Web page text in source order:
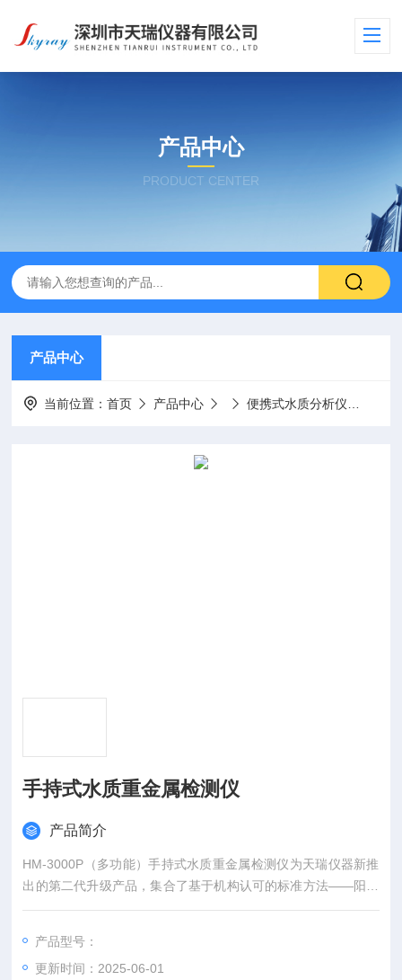
产品中心
PRODUCT CENTER
产品中心
当前位置：首页 产品中心 便携式水质分析仪
手持式水质重金属检测仪
产品简介
HM-3000P（多功能）手持式水质重金属检测仪为天瑞仪器新推
出的第二代升级产品，集合了基于机构认可的标准方法——阳极
溶出法和国家标准方法——光度比色法，也同时融合了阳极溶出
境应急监测、自来水检测、电镀和表面处理行业废水检测、食
品、制药、医院废水监测等方面。对于阳极溶出法，美国EPA等
产品型号：
更新时间：2025-06-01